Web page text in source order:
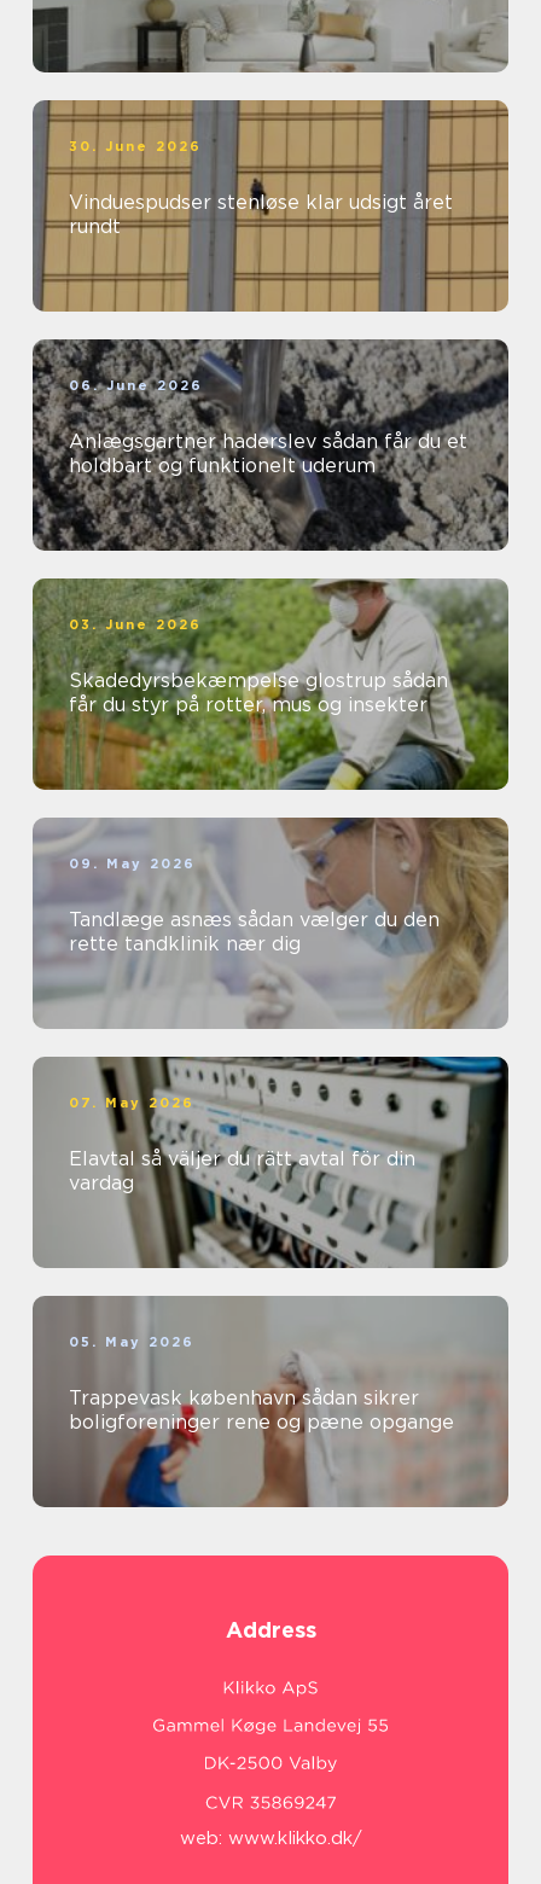
30. June 2026
Vinduespudser stenløse klar udsigt året
rundt
06. June 2026
Anlægsgartner haderslev sådan får du et
holdbart og funktionelt uderum
03. June 2026
Skadedyrsbekæmpelse glostrup sådan
får du styr på rotter, mus og insekter
09. May 2026
Tandlæge asnæs sådan vælger du den
rette tandklinik nær dig
07. May 2026
Elavtal så väljer du rätt avtal för din
vardag
05. May 2026
Trappevask københavn sådan sikrer
boligforeninger rene og pæne opgange
Address
web: www.klikko.dk/